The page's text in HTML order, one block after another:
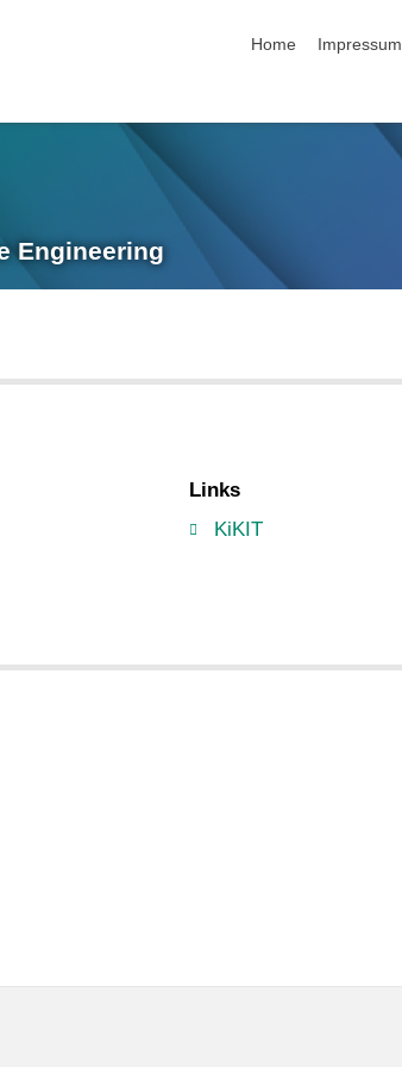
Home
Impressum
Engineering
Links
KiKIT